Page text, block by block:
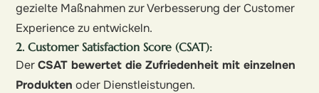
gezielte Maßnahmen zur Verbesserung der Customer
Experience zu entwickeln.
2. Customer Satisfaction Score (CSAT):
DerCSAT bewertet die Zufriedenheit mit einzelnen
Produkten oder Dienstleistungen.